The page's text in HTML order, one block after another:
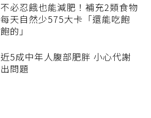
不必忍餓也能減肥！補充2類食物
每天自然少575大卡「還能吃飽
飽的」
近5成中年人腹部肥胖 小心代謝
出問題